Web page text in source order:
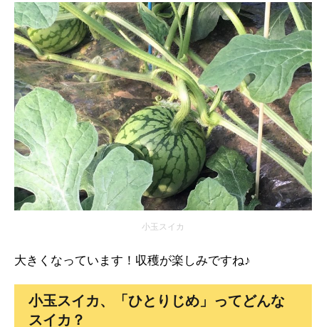
小玉スイカ
大きくなっています！収穫が楽しみですね♪
小玉スイカ、「ひとりじめ」ってどんな
スイカ？